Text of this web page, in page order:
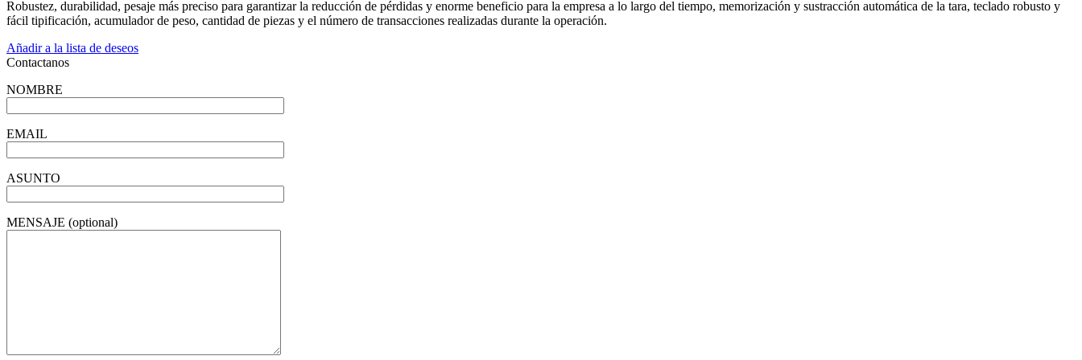
Robustez, durabilidad, pesaje más preciso para garantizar la reducción de pérdidas y enorme beneficio para la empresa a lo largo del tiempo, memorización y sustracción automática de la tara, teclado robusto y
fácil tipificación, acumulador de peso, cantidad de piezas y el número de transacciones realizadas durante la operación.
Añadir a la lista de deseos
Contactanos
NOMBRE
EMAIL
ASUNTO
MENSAJE (optional)